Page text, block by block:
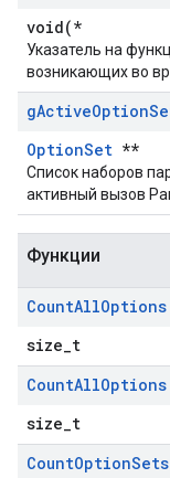
void(*
Указатель на
возникающих во
gActiveOption
OptionSet **
Список наборов
активный вызов
Функции
CountAllOptions
size_t
CountAllOptions
size_t
CountOptionSets